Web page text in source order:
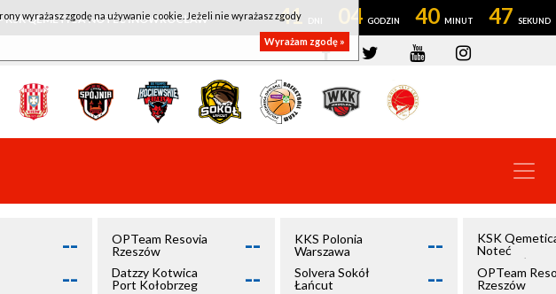
QEMETICA NOTEĆ INOWROCŁAW 41 04 40 46
--
--
OPTeam Resovia
Rzeszów
--
Datzzy Kotwica
Port Kołobrzeg
--
KKS Polonia
Warszawa
--
Solvera Sokół
Łańcut
--
KSK
Noteć
Inowrocław
OPTeam
Rzeszów
wyrażasz zgodę na używanie cookie. Jeżeli nie wyrażasz zgody
Wyrażam zgodę »